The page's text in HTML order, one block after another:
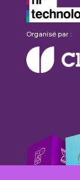
Organisé par :